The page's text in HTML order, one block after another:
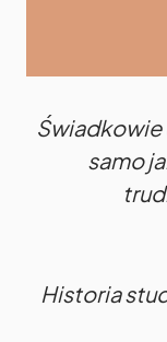
samo
Historia